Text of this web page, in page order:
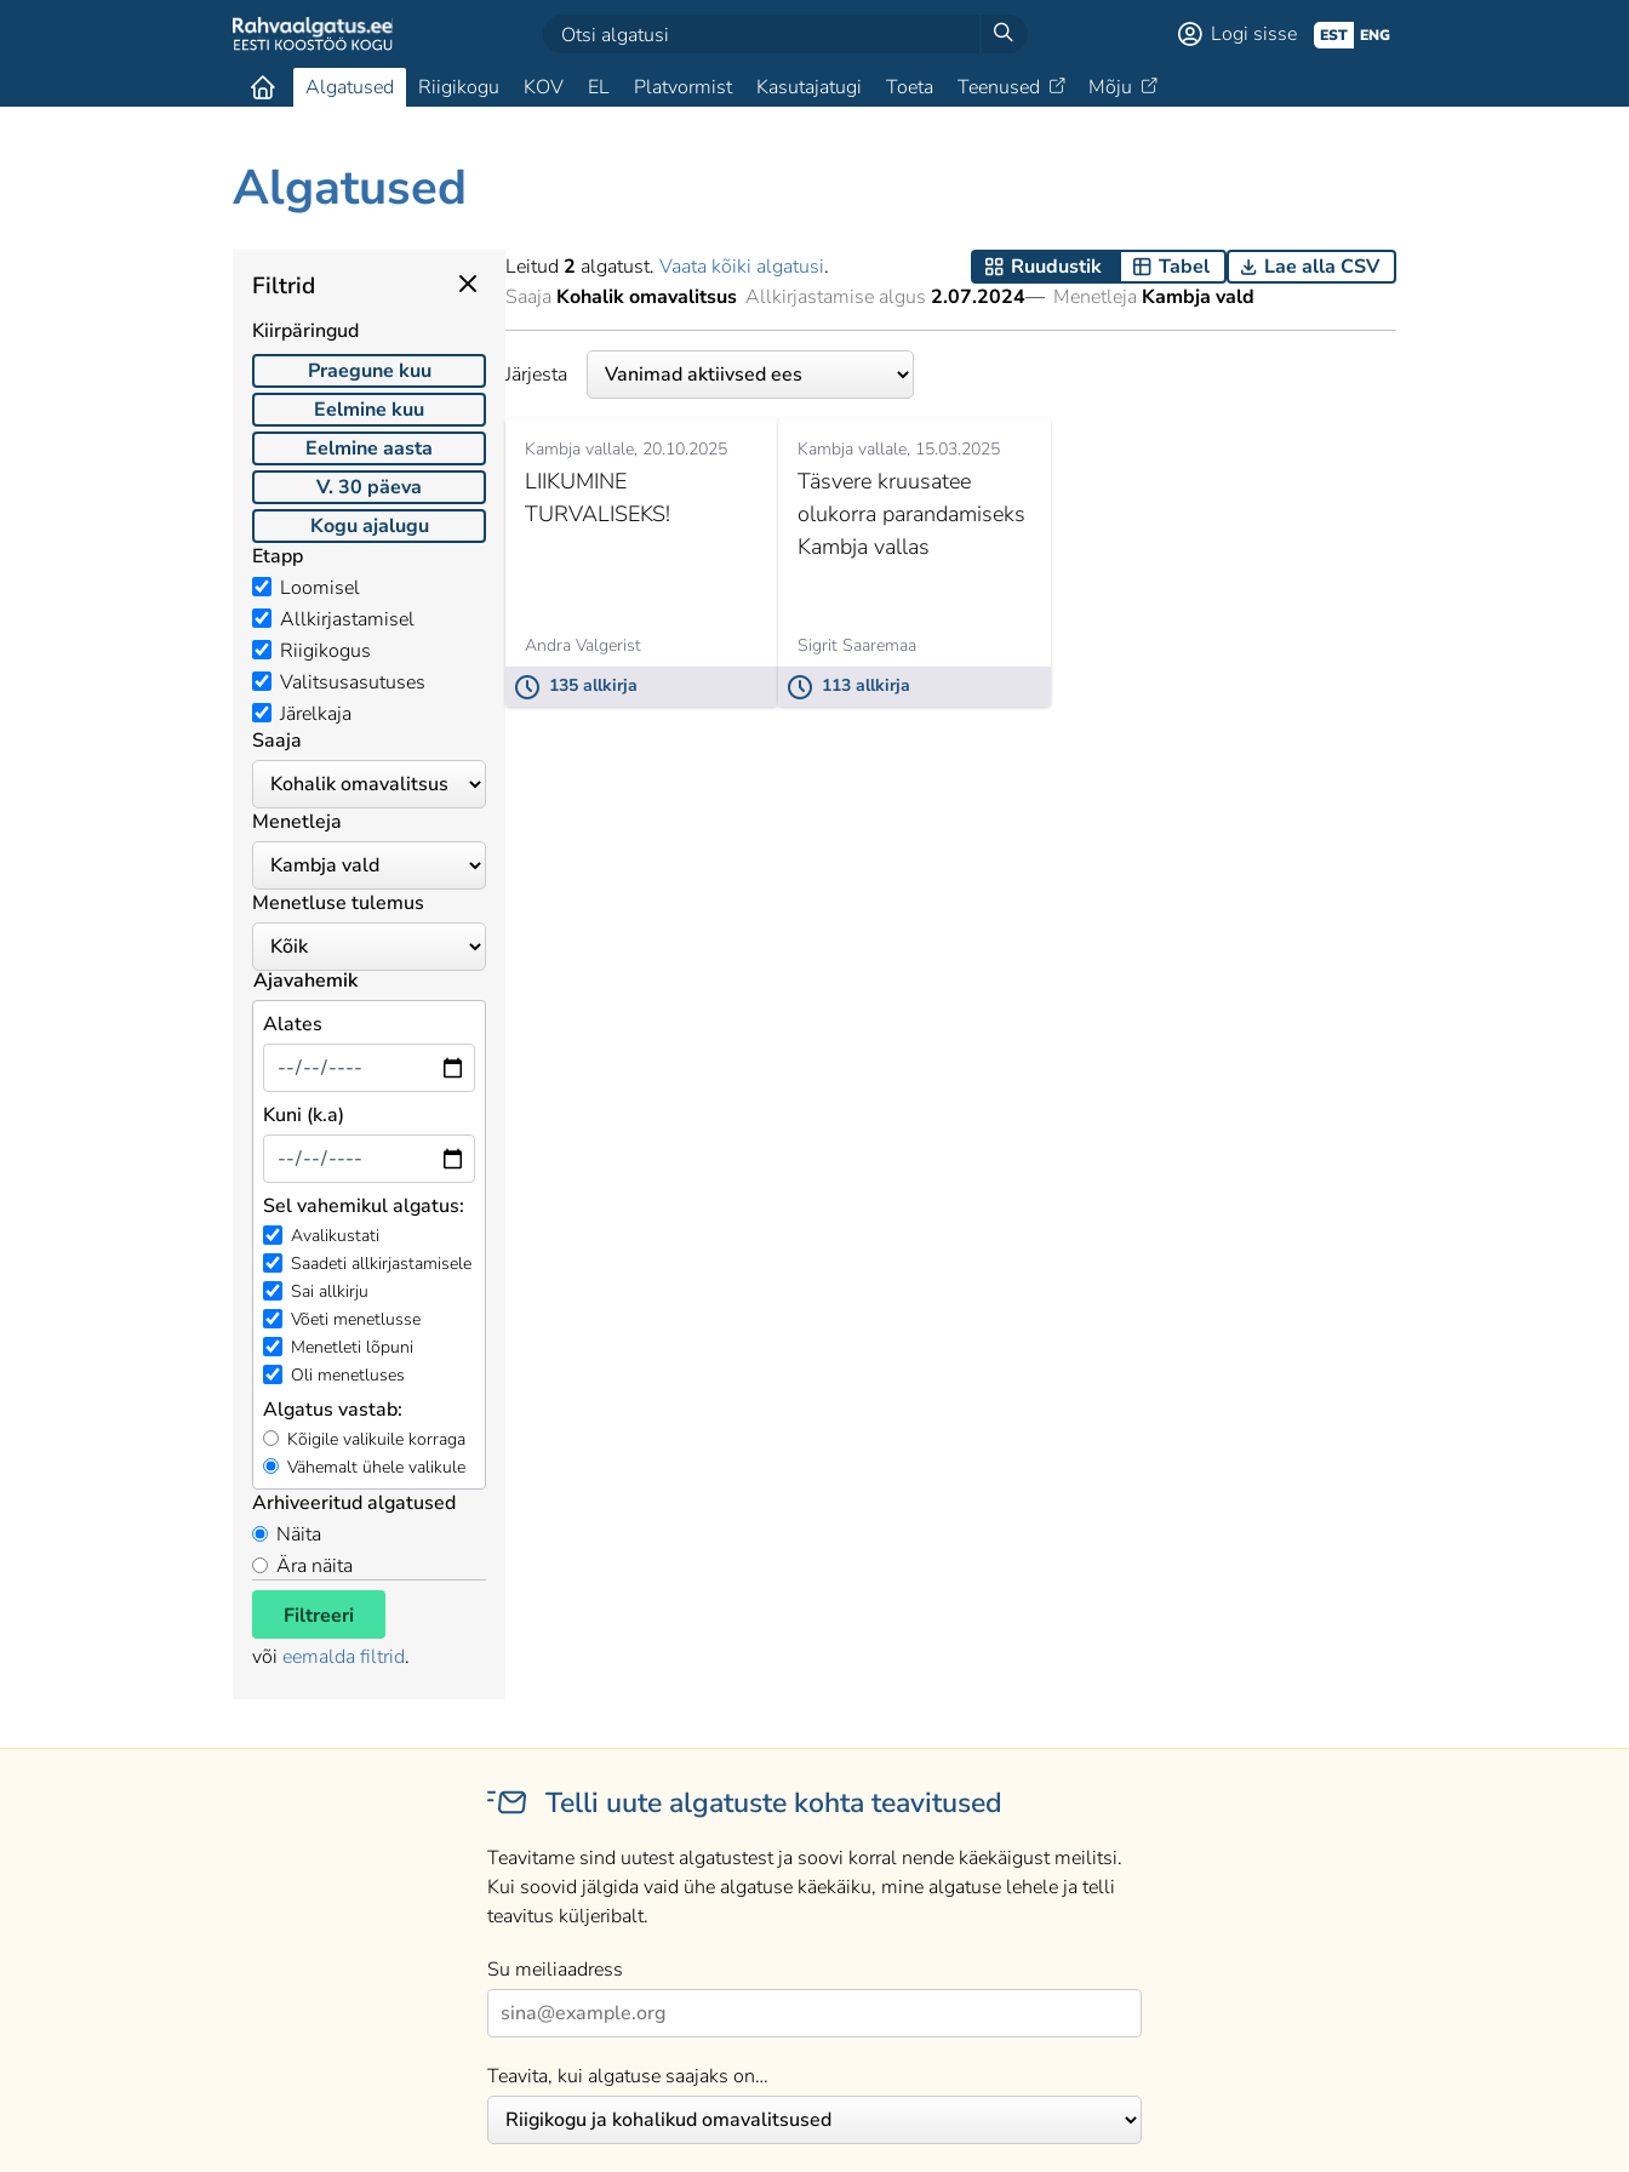
Logi sisse EST ENG
Algatused Riigikogu KOV EL Platvormist Kasutajatugi Toeta Teenused Mõju
Algatused
Filtrid
Kiirpäringud
Praegune kuu
Eelmine kuu
Eelmine aasta
V. 30 päeva
Kogu ajalugu
Etapp
Loomisel
Allkirjastamisel
Riigikogus
Valitsusasutuses
Järelkaja
Saaja
Menetleja
Menetluse tulemus
Ajavahemik
Alates
Kuni (k.a)
Sel vahemikul algatus:
Avalikustati
Saadeti allkirjastamisele
Sai allkirju
Võeti menetlusse
Menetleti lõpuni
Oli menetluses
Algatus vastab:
Kõigile valikuile korraga
Vähemalt ühele valikule
Arhiveeritud algatused
Näita
Ära näita
Filtreeri
või eemalda filtrid.
Leitud 2 algatust. Vaata kõiki algatusi. Ruudustik Tabel
Lae alla CSV
Saaja Kohalik omavalitsus Allkirjastamise algus 2.07.2024— Menetleja Kambja vald
Järjesta
Kambja vallale 20.10.2025
LIIKUMINE
TURVALISEKS!
Andra Valgerist
135 allkirja
Kambja vallale 15.03.2025
Täsvere kruusatee
olukorra parandamiseks
Kambja vallas
Sigrit Saaremaa
113 allkirja
Telli uute algatuste kohta teavitused
Teavitame sind uutest algatustest ja soovi korral nende käekäigust meilitsi.
Kui soovid jälgida vaid ühe algatuse käekäiku, mine algatuse lehele ja telli
teavitus küljeribalt.
Su meiliaadress
Teavita, kui algatuse saajaks on…